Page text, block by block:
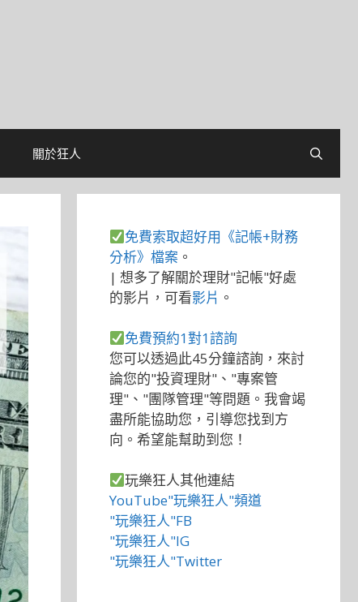
關於狂人
免費索取超好用《記帳+財務
分析》檔案 。
| 想多了解關於理財"記帳"好處
的影片，可看影片 。
免費預約1對1諮詢
您可以透過此45分鐘諮詢，來討
論您的"投資理財"、"專案管
理"、"團隊管理"等問題。我會竭
盡所能協助您，引導您找到方
向。希望能幫助到您！
玩樂狂人其他連結
YouTube"玩樂狂人"頻道
"玩樂狂人"FB
"玩樂狂人"IG
"玩樂狂人"Twitter